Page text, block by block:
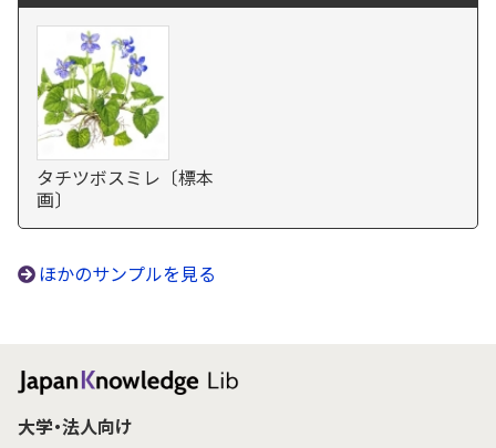
タチツボスミレ〔標本
画〕
ほかのサンプルを見る
大学・法人向け